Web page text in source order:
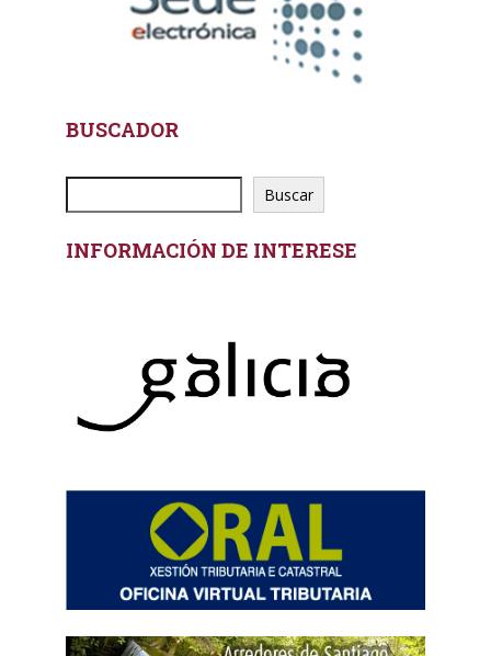
BUSCADOR
Buscar
INFORMACIÓN DE INTERESE